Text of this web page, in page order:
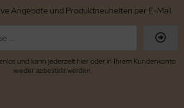
Angebote und Produktneuheiten per E-Mail
und kann jederzeit hier oder in Ihrem Kundenkonto
wieder abbestellt werden.